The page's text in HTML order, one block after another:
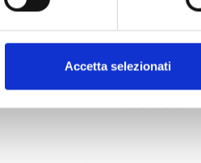
Accetta selezionati
RITMO
Non
Codice : edea-
a partire da